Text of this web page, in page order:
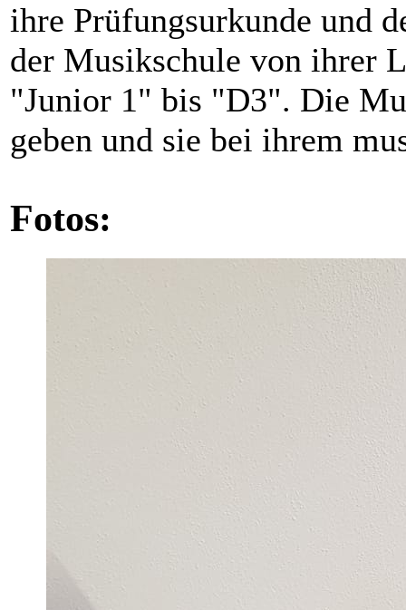
ihre Prüfungsurkunde und
der Musikschule von ihrer
"Junior 1" bis "D3". Die
geben und sie bei ihrem
Fotos: